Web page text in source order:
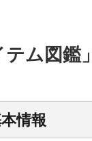
ム図鑑
情報